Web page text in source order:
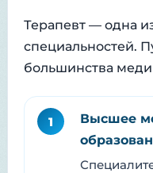
Терапевт — одна
специальностей.
большинства
1
Высшее